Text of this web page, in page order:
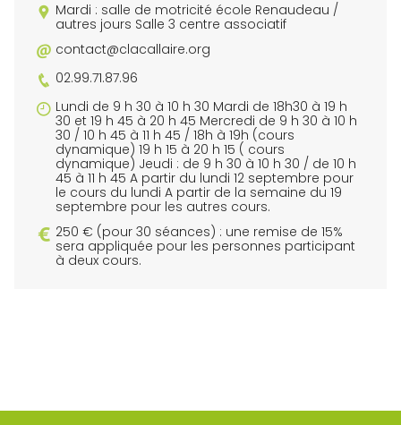
Mardi : salle de motricité école Renaudeau /
autres jours Salle 3 centre associatif
contact@clacallaire.org
02.99.71.87.96
Lundi de 9 h 30 à 10 h 30 Mardi de 18h30 à 19 h
30 et 19 h 45 à 20 h 45 Mercredi de 9 h 30 à 10 h
30 / 10 h 45 à 11 h 45 / 18h à 19h (cours
dynamique) 19 h 15 à 20 h 15 ( cours
dynamique) Jeudi : de 9 h 30 à 10 h 30 / de 10 h
45 à 11 h 45 A partir du lundi 12 septembre pour
le cours du lundi A partir de la semaine du 19
septembre pour les autres cours.
250 € (pour 30 séances) : une remise de 15%
sera appliquée pour les personnes participant
à deux cours.